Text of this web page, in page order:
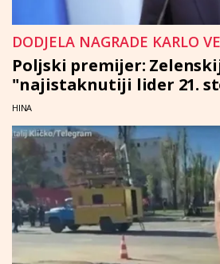
DODJELA NAGRADE KARLO
Poljski premijer:
"najistaknutiji lider 21.
HINA